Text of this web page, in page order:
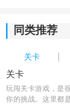
1、打开火柴人
同类推荐
关卡
关卡
玩闯关卡游戏，是
你的挑战。这里都